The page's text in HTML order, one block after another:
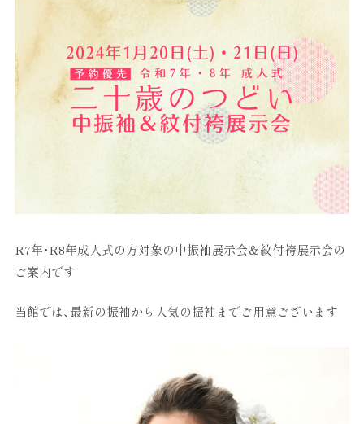
R7年・R8年成人式の方対象の中振袖展示会＆紋付袴展示会の
ご案内です
当館では、最新の振袖から人気の振袖までご用意ございます